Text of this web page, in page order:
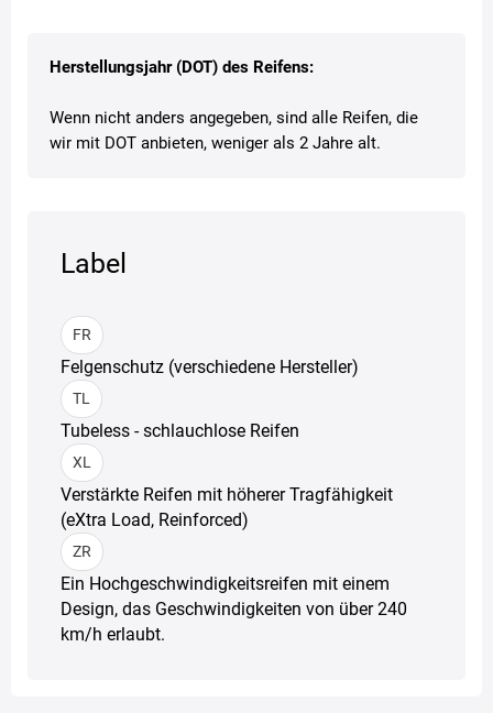
Herstellungsjahr (DOT) des Reifens:
Wenn nicht anders angegeben, sind alle Reifen, die
wir mit DOT anbieten, weniger als 2 Jahre alt.
Label
FR
Felgenschutz (verschiedene Hersteller)
TL
Tubeless - schlauchlose Reifen
XL
Verstärkte Reifen mit höherer Tragfähigkeit
(eXtra Load, Reinforced)
ZR
Ein Hochgeschwindigkeitsreifen mit einem
Design, das Geschwindigkeiten von über 240
km/h erlaubt.